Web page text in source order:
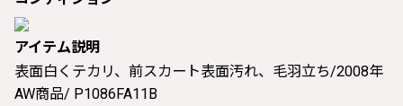
アイテム説明
表面白くテカリ、前スカート表面汚れ、毛羽立ち/2008年
AW商品/ P1086FA11B